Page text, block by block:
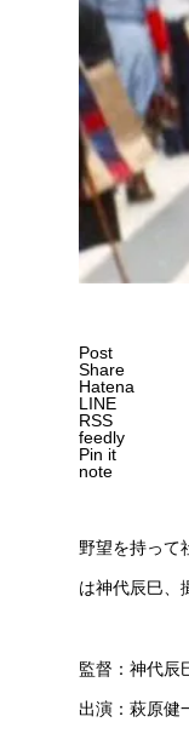
Post
Share
Hatena
LINE
RSS
feedly
Pin it
note
野望を持って
は神代辰巳、
監督：神代辰
出演：萩原健